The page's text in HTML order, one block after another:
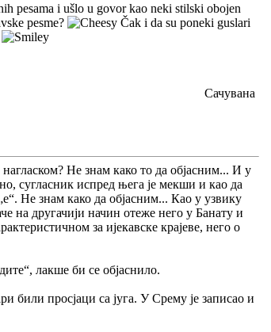
pesama i ušlo u govor kao neki stilski obojen
pesme?
Čak i da su poneki guslari
Сачувана
нагласком? Не знам како то да објасним... И у
сугласник испред њега је мекши и као да
Не знам како да објасним... Као у узвику
на другачији начин отеже него у Банату и
за ијекавске крајеве, него о
лакше би се објаснило.
били просјаци са југа. У Срему је записао и